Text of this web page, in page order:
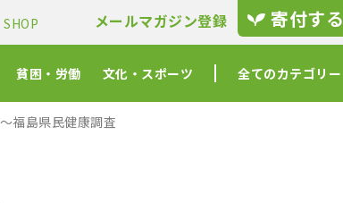
SHOP メールマガジン登録 寄付する
貧困・労働 文化・スポーツ 全てのカテゴリー
福島県民健康調査